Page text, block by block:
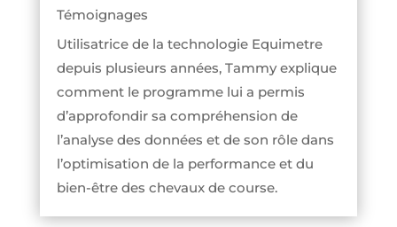
Témoignages
Utilisatrice de la technologie Equimetre
depuis plusieurs années, Tammy explique
comment le programme lui a permis
d’approfondir sa compréhension de
l’analyse des données et de son rôle dans
l’optimisation de la performance et du
bien-être des chevaux de course.